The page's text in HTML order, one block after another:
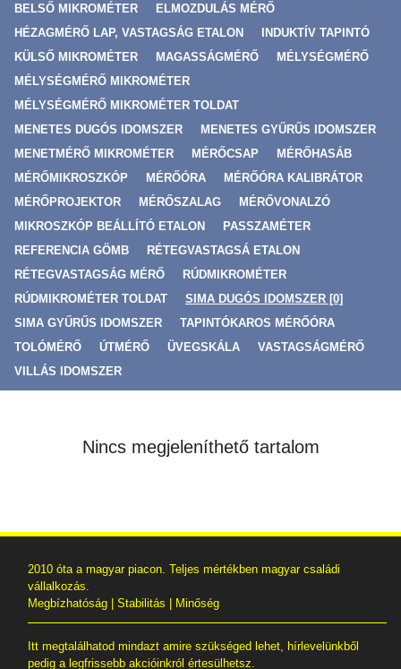
BELSŐ MIKROMÉTER
ELMOZDULÁS MÉRŐ
HÉZAGMÉRŐ LAP, VASTAGSÁG ETALON
INDUKTÍV TAPINTÓ
KÜLSŐ MIKROMÉTER
MAGASSÁGMÉRŐ
MÉLYSÉGMÉRŐ
MÉLYSÉGMÉRŐ MIKROMÉTER
MÉLYSÉGMÉRŐ MIKROMÉTER TOLDAT
MENETES DUGÓS IDOMSZER
MENETES GYŰRŰS IDOMSZER
MENETMÉRŐ MIKROMÉTER
MÉRŐCSAP
MÉRŐHASÁB
MÉRŐMIKROSZKÓP
MÉRŐÓRA
MÉRŐÓRA KALIBRÁTOR
MÉRŐPROJEKTOR
MÉRŐSZALAG
MÉRŐVONALZÓ
MIKROSZKÓP BEÁLLÍTÓ ETALON
PASSZAMÉTER
REFERENCIA GÖMB
RÉTEGVASTAGSÁ ETALON
RÉTEGVASTAGSÁG MÉRŐ
RÚDMIKROMÉTER
RÚDMIKROMÉTER TOLDAT
SIMA DUGÓS IDOMSZER [0]
SIMA GYŰRŰS IDOMSZER
TAPINTÓKAROS MÉRŐÓRA
TOLÓMÉRŐ
ÚTMÉRŐ ÜVEGSKÁLA
VASTAGSÁGMÉRŐ
VILLÁS IDOMSZER
Nincs megjeleníthető tartalom
2010 óta a magyar piacon. Teljes mértékben magyar családi
vállalkozás.
Megbízhatóság | Stabilitás | Minőség
Itt megtalálhatod mindazt amire szükséged lehet, hírlevelünkből
pedig a legfrissebb akcióinkról értesülhetsz.